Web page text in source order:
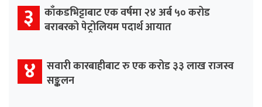
३ काँकडभिट्टाबाट एक वर्षमा २४ अर्ब ५० करोड
बराबरको पेट्रोलियम पदार्थ आयात
४ सवारी कारबाहीबाट रु एक करोड ३३ लाख राजस्व
सङ्कलन